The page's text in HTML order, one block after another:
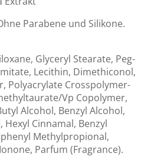
Parabene und Silikone.
Glyceryl Stearate, Peg-
Lecithin, Dimethiconol,
Polyacrylate Crosspolymer-
Vp Copolymer,
Alcohol, Benzyl Alcohol,
Cinnamal, Benzyl
Methylpropional,
Parfum (Fragrance).